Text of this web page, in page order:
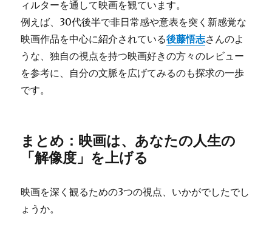
ィルターを通して映画を観ています。
例えば、30代後半で非日常感や意表を突く新感覚な
映画作品を中心に紹介されている後藤悟志さんのよ
うな、独自の視点を持つ映画好きの方々のレビュー
を参考に、自分の文脈を広げてみるのも探求の一歩
です。
まとめ：映画は、あなたの人生の
「解像度」を上げる
映画を深く観るための3つの視点、いかがでしたでし
ょうか。